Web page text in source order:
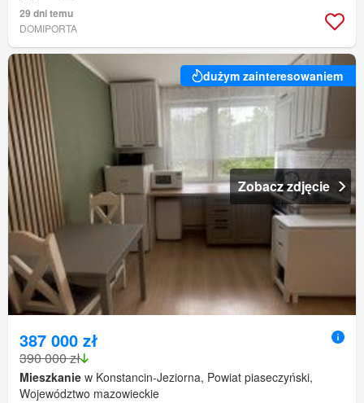
29 dni temu
DOMIPORTA
dużym zainteresowaniem
Zobacz zdjęcie
387 000 zł
390 000 zł
Mieszkanie w Konstancin-Jeziorna, Powiat piaseczyński,
Województwo mazowieckie